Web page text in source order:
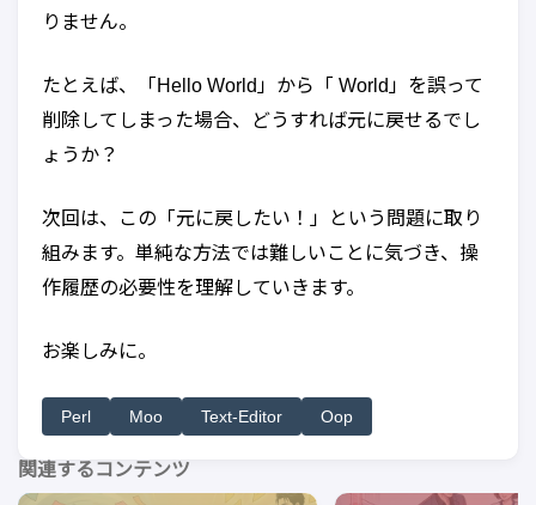
りません。
たとえば、「Hello World」から「 World」を誤って
削除してしまった場合、どうすれば元に戻せるでし
ょうか？
次回は、この「元に戻したい！」という問題に取り
組みます。単純な方法では難しいことに気づき、操
作履歴の必要性を理解していきます。
お楽しみに。
Perl Moo Text-Editor Oop
関連するコンテンツ